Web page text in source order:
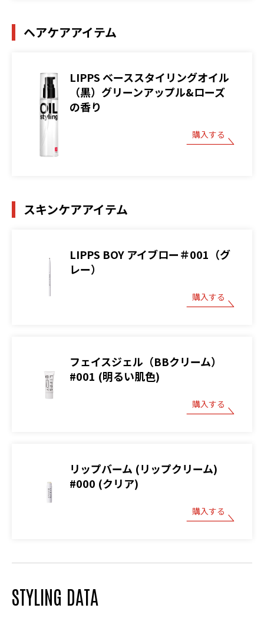
ヘアケアアイテム
LIPPS ベーススタイリングオイル
（黒）グリーンアップル&ローズ
の香り
購入する
スキンケアアイテム
LIPPS BOY アイブロー＃001（グ
レー）
購入する
フェイスジェル（BBクリーム）
#001 (明るい肌色)
購入する
リップバーム (リップクリーム)
#000 (クリア)
購入する
STYLING DATA